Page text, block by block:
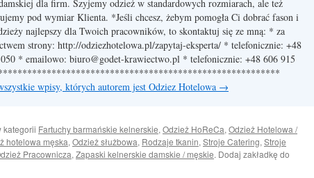
dla firm. Szyjemy odzież w standardowych rozmiarach, ale też
pod wymiar Klienta. *Jeśli chcesz, żebym pomogła Ci dobrać fason i
najlepszy dla Twoich pracowników, to skontaktuj się ze mną: * za
strony: http://odziezhotelowa.pl/zapytaj-eksperta/ * telefonicznie: +48
* emailowo: biuro@godet-krawiectwo.pl * telefonicznie: +48 606 915
wpisy, których autorem jest Odziez Hotelowa →
kategorii Fartuchy barmańskie kelnerskie, Odzież HoReCa, Odzież Hotelowa /
hotelowa męska, Odzież służbowa, Rodzaje tkanin, Stroje Catering, Stroje
Pracownicza, Zapaski kelnerskie damskie / męskie. Dodaj zakładkę do